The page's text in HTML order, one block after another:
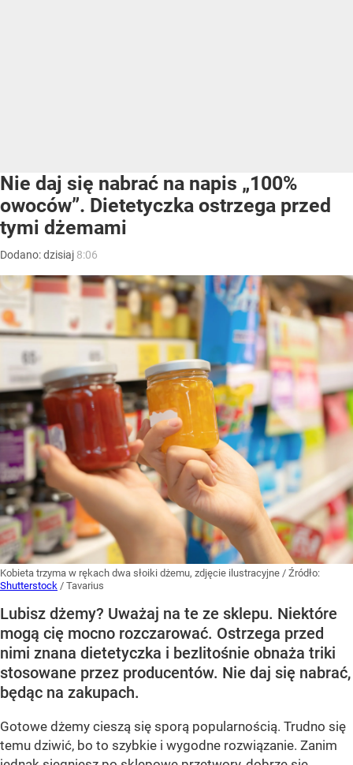
Nie daj się nabrać na napis „100%
owoców”. Dietetyczka ostrzega przed
tymi dżemami
Dodano:dzisiaj 8:06
Kobieta trzyma w rękach dwa słoiki dżemu, zdjęcie ilustracyjne / Źródło:
Shutterstock / Tavarius
Lubisz dżemy? Uważaj na te ze sklepu. Niektóre
mogą cię mocno rozczarować. Ostrzega przed
nimi znana dietetyczka i bezlitośnie obnaża triki
stosowane przez producentów. Nie daj się nabrać,
będąc na zakupach.
Gotowe dżemy cieszą się sporą popularnością. Trudno się
temu dziwić, bo to szybkie i wygodne rozwiązanie. Zanim